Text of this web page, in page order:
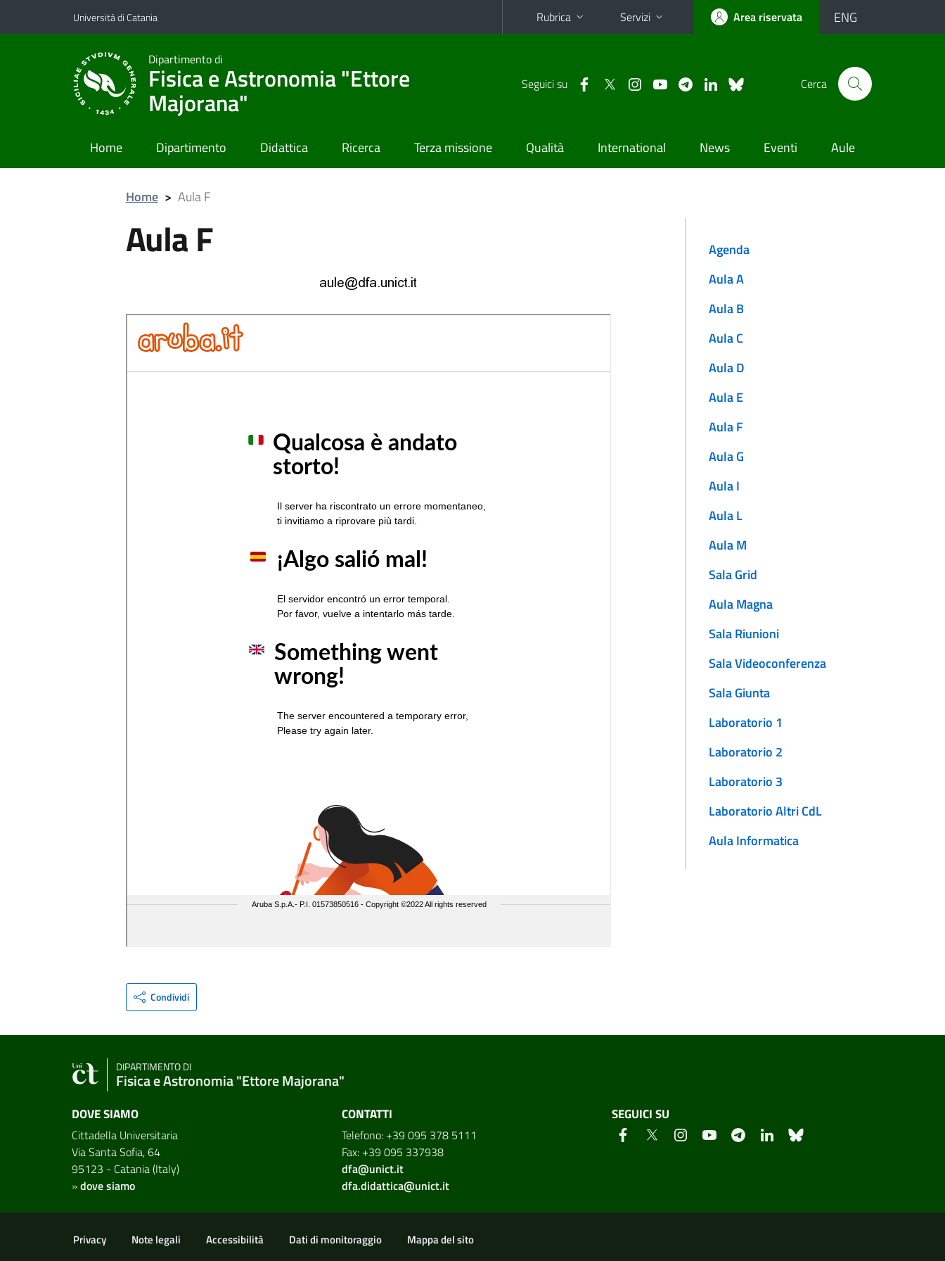
Vai al contenuto principale
Vai al menu di navigazione
Università di Catania Rubrica Servizi Area riservata ENG
Dipartimento di
Fisica e Astronomia "Ettore
Majorana"
Seguici su Cerca
Home Dipartimento Didattica Ricerca Terza missione Qualità International News Eventi Aule
Home > Aula F
Aula F
Condividi
Agenda
Aula A
Aula B
Aula C
Aula D
Aula E
Aula F
Aula G
Aula I
Aula L
Aula M
Sala Grid
Aula Magna
Sala Riunioni
Sala Videoconferenza
Sala Giunta
Laboratorio 1
Laboratorio 2
Laboratorio 3
Laboratorio Altri CdL
Aula Informatica
DIPARTIMENTO DI
Fisica e Astronomia "Ettore Majorana"
DOVE SIAMO
Cittadella Universitaria
Via Santa Sofia, 64
95123 - Catania (Italy)
»dove siamo
CONTATTI
Telefono: +39 095 378 5111
Fax: +39 095 337938
dfa@unict.it
dfa.didattica@unict.it
SEGUICI SU
Privacy Note legali Accessibilità Dati di monitoraggio Mappa del sito